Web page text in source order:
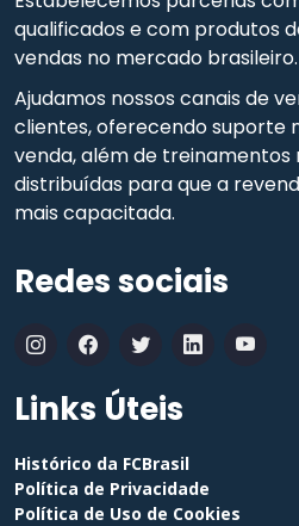
qualificados e com produtos
vendas no mercado brasileiro.
Ajudamos nossos canais de
clientes, oferecendo suporte
venda, além de treinamentos
distribuídas para que a
mais capacitada.
Redes sociais
Links Úteis
Histórico da FCBrasil
Política de Privacidade
Política de Uso de Cookies